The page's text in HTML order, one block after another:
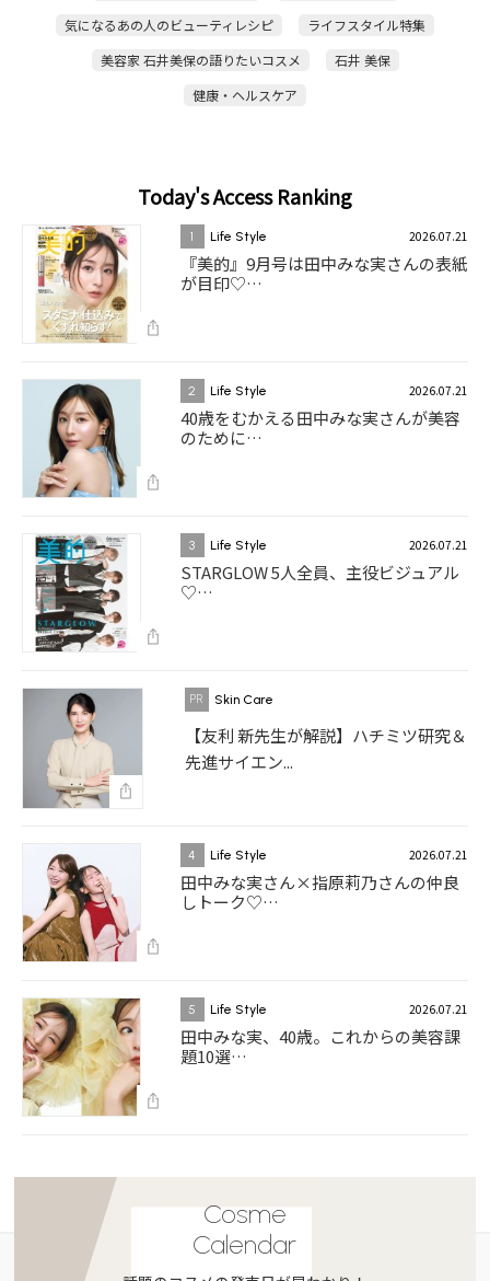
気になるあの人のビューティレシピ
ライフスタイル特集
美容家 石井美保の語りたいコスメ
石井 美保
健康・ヘルスケア
Today's Access Ranking
1 Life Style 2026.07.21
『美的』9月号は田中みな実さんの表紙
が目印♡…
2 Life Style 2026.07.21
40歳をむかえる田中みな実さんが美容
のために…
3 Life Style 2026.07.21
STARGLOW 5人全員、主役ビジュアル
♡…
Skin Care
【友利 新先生が解説】ハチミツ研究＆
先進サイエン...
4 Life Style 2026.07.21
田中みな実さん×指原莉乃さんの仲良
しトーク♡…
5 Life Style 2026.07.21
田中みな実、40歳。これからの美容課
題10選…
Cosme
Calendar